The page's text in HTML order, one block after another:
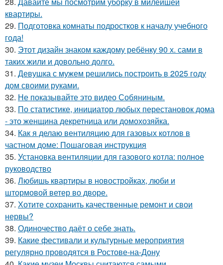
квартиры.
29. Подготовка комнаты подростков к началу учебного
года!
30. Этот дизайн знаком каждому ребёнку 90 х. сами в
таких жили и довольно долго.
31. Девушка с мужем решились построить в 2025 году
дом своими руками.
32. Не показывайте это видео Собяниным.
33. По статистике, инициатор любых перестановок дома
- это женщина декретница или домохозяйка.
34. Как я делаю вентиляцию для газовых котлов в
частном доме: Пошаговая инструкция
35. Установка вентиляции для газового котла: полное
руководство
36. Любишь квартиры в новостройках, люби и
штормовой ветер во дворе.
37. Хотите сохранить качественные ремонт и свои
нервы?
38. Одиночество даёт о себе знать.
39. Какие фестивали и культурные мероприятия
регулярно проводятся в Ростове-на-Дону